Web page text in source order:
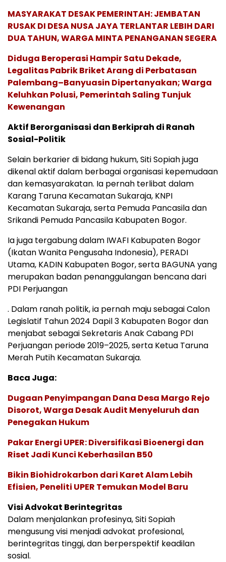
MASYARAKAT DESAK PEMERINTAH: JEMBATAN
RUSAK DI DESA NUSA JAYA TERLANTAR LEBIH DARI
DUA TAHUN, WARGA MINTA PENANGANAN SEGERA
Diduga Beroperasi Hampir Satu Dekade,
Legalitas Pabrik Briket Arang di Perbatasan
Palembang–Banyuasin Dipertanyakan; Warga
Keluhkan Polusi, Pemerintah Saling Tunjuk
Kewenangan
Aktif Berorganisasi dan Berkiprah di Ranah
Sosial-Politik
Selain berkarier di bidang hukum, Siti Sopiah juga
dikenal aktif dalam berbagai organisasi kepemudaan
dan kemasyarakatan. Ia pernah terlibat dalam
Karang Taruna Kecamatan Sukaraja, KNPI
Kecamatan Sukaraja, serta Pemuda Pancasila dan
Srikandi Pemuda Pancasila Kabupaten Bogor.
Ia juga tergabung dalam IWAFI Kabupaten Bogor
(Ikatan Wanita Pengusaha Indonesia), PERADI
Utama, KADIN Kabupaten Bogor, serta BAGUNA yang
merupakan badan penanggulangan bencana dari
PDI Perjuangan
. Dalam ranah politik, ia pernah maju sebagai Calon
Legislatif Tahun 2024 Dapil 3 Kabupaten Bogor dan
menjabat sebagai Sekretaris Anak Cabang PDI
Perjuangan periode 2019–2025, serta Ketua Taruna
Merah Putih Kecamatan Sukaraja.
Baca Juga:
Dugaan Penyimpangan Dana Desa Margo Rejo
Disorot, Warga Desak Audit Menyeluruh dan
Penegakan Hukum
Pakar Energi UPER: Diversifikasi Bioenergi dan
Riset Jadi Kunci Keberhasilan B50
Bikin Biohidrokarbon dari Karet Alam Lebih
Efisien, Peneliti UPER Temukan Model Baru
Visi Advokat Berintegritas
Dalam menjalankan profesinya, Siti Sopiah
mengusung visi menjadi advokat profesional,
berintegritas tinggi, dan berperspektif keadilan
sosial.